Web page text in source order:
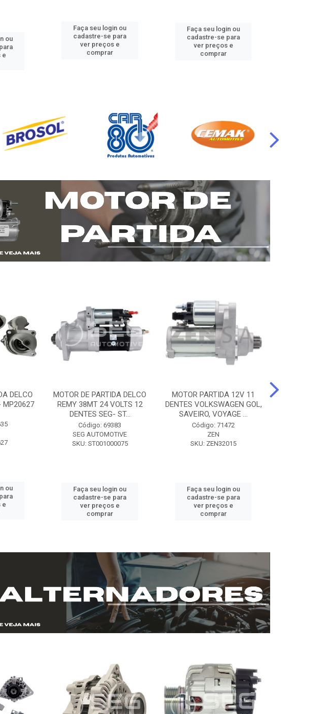
ou
e
Faça seu login ou
cadastre-se para
ver preços e
comprar
Faça seu login ou
cadastre-se para
ver preços e
comprar
DELCO
MP20627
ou
e
MOTOR DE PARTIDA DELCO
REMY 38MT 24 VOLTS 12
DENTES SEG- ST...
Código: 69383
SEG AUTOMOTIVE
SKU: ST001000075
Faça seu login ou
cadastre-se para
ver preços e
comprar
MOTOR PARTIDA 12V 11
DENTES VOLKSWAGEN GOL,
SAVEIRO, VOYAGE ...
Código: 71472
ZEN
SKU: ZEN32015
Faça seu login ou
cadastre-se para
ver preços e
comprar